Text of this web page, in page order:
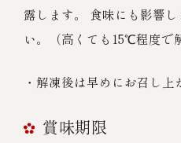
露します。 食味にも影響
い。（高くても15℃程度で
・解凍後は早めにお召し上
賞味期限